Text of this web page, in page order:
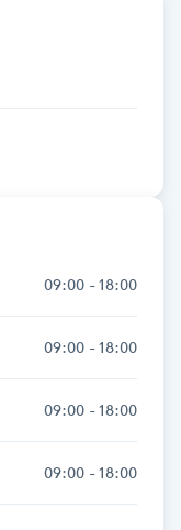
09:00 - 18:00
09:00 - 18:00
09:00 - 18:00
09:00 - 18:00